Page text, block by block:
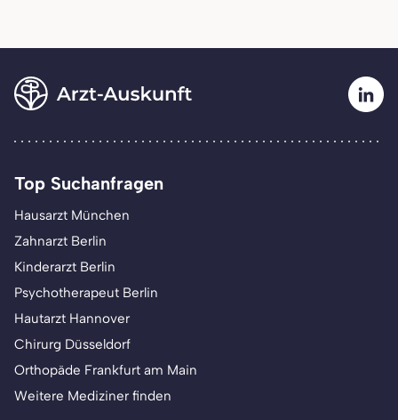
Top Suchanfragen
Hausarzt München
Zahnarzt Berlin
Kinderarzt Berlin
Psychotherapeut Berlin
Hautarzt Hannover
Chirurg Düsseldorf
Orthopäde Frankfurt am Main
Weitere Mediziner finden